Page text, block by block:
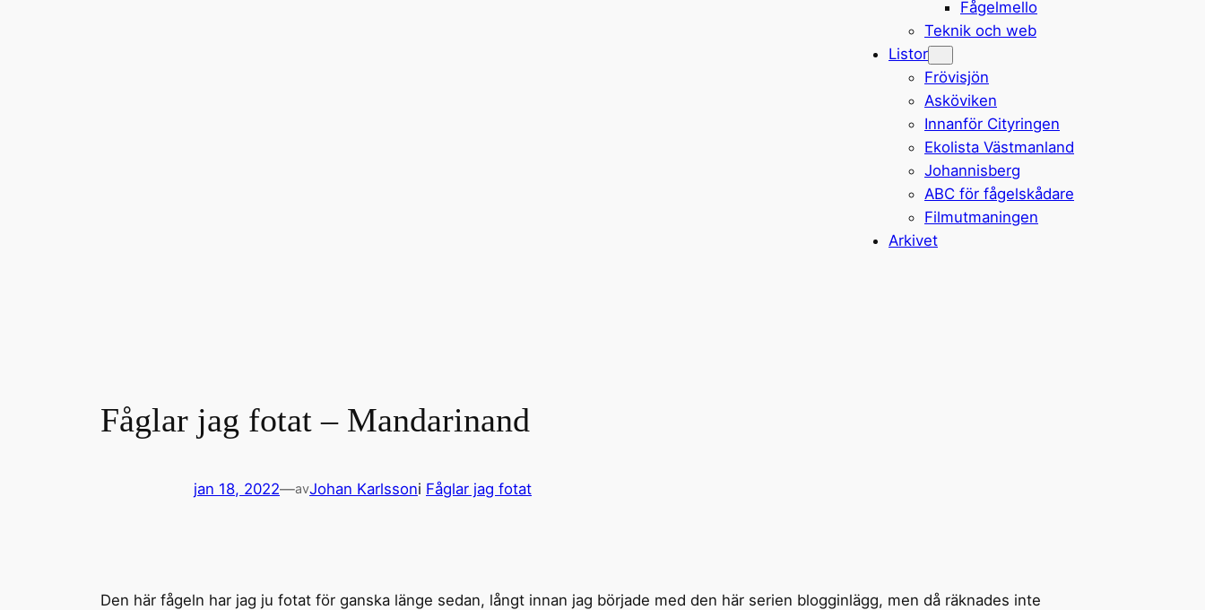
Fågelmello
Teknik och web
Listor
Frövisjön
Asköviken
Innanför Cityringen
Ekolista Västmanland
Johannisberg
ABC för fågelskådare
Filmutmaningen
Arkivet
Fåglar jag fotat – Mandarinand
jan 18, 2022—avJohan Karlssoni Fåglar jag fotat
Den här fågeln har jag ju fotat för ganska länge sedan, långt innan jag började med den här serien blogginlägg, men då räknades inte